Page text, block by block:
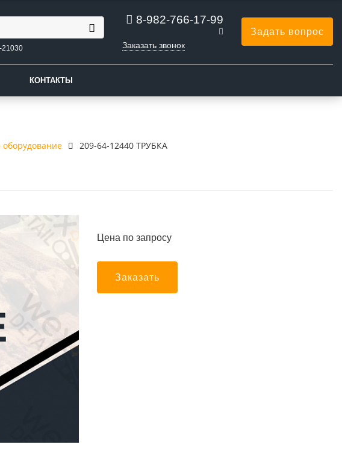
21030
8-982-766-17-99
Заказать звонок
Задать вопрос
КОНТАКТЫ
209-64-12440 ТРУБКА
Цена по запросу
Заказать